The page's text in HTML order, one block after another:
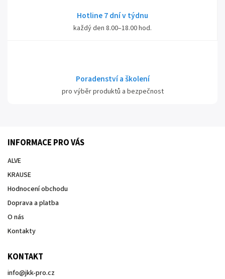
Hotline 7 dní v týdnu
každý den 8.00–18.00 hod.
Poradenství a školení
pro výběr produktů a bezpečnost
INFORMACE PRO VÁS
ALVE
KRAUSE
Hodnocení obchodu
Doprava a platba
O nás
Kontakty
KONTAKT
info@jkk-pro.cz